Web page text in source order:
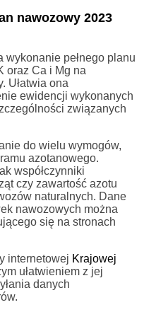
nawozowy 2023
pełnego planu
oraz Ca i Mg na
Ułatwia ona
ewidencji wykonanych
związanych
do wielu wymogów,
azotanowego.
współczynniki
czy zawartość azotu
naturalnych. Dane
nawozowych można
się na stronach
internetowej Krajowej
ułatwieniem z jej
danych